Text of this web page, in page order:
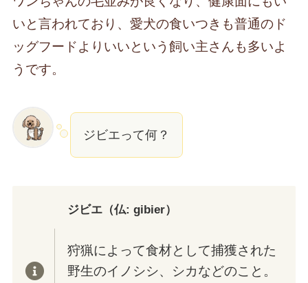
いと言われており、愛犬の食いつきも普通のド
ッグフードよりいいという飼い主さんも多いよ
うです。
ジビエって何？
ジビエ（仏: gibier）
狩猟によって食材として捕獲された
野生のイノシシ、シカなどのこと。